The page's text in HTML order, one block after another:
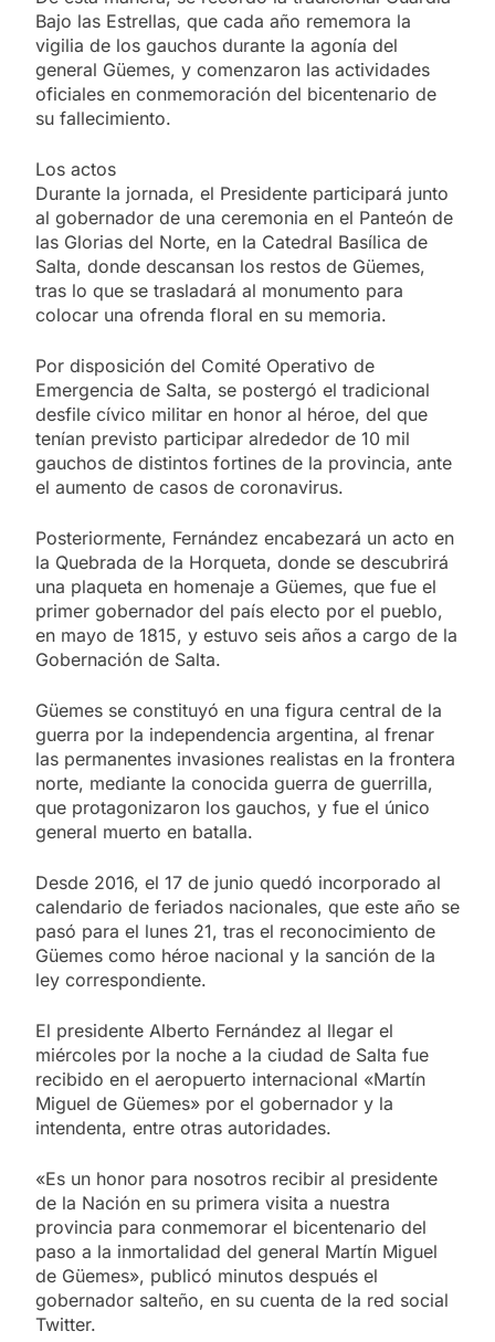
Bajo las Estrellas, que cada año rememora la
vigilia de los gauchos durante la agonía del
general Güemes, y comenzaron las actividades
oficiales en conmemoración del bicentenario de
su fallecimiento.
Los actos
Durante la jornada, el Presidente participará junto
al gobernador de una ceremonia en el Panteón de
las Glorias del Norte, en la Catedral Basílica de
Salta, donde descansan los restos de Güemes,
tras lo que se trasladará al monumento para
colocar una ofrenda floral en su memoria.
Por disposición del Comité Operativo de
Emergencia de Salta, se postergó el tradicional
desfile cívico militar en honor al héroe, del que
tenían previsto participar alrededor de 10 mil
gauchos de distintos fortines de la provincia, ante
el aumento de casos de coronavirus.
Posteriormente, Fernández encabezará un acto en
la Quebrada de la Horqueta, donde se descubrirá
una plaqueta en homenaje a Güemes, que fue el
primer gobernador del país electo por el pueblo,
en mayo de 1815, y estuvo seis años a cargo de la
Gobernación de Salta.
Güemes se constituyó en una figura central de la
guerra por la independencia argentina, al frenar
las permanentes invasiones realistas en la frontera
norte, mediante la conocida guerra de guerrilla,
que protagonizaron los gauchos, y fue el único
general muerto en batalla.
Desde 2016, el 17 de junio quedó incorporado al
calendario de feriados nacionales, que este año se
pasó para el lunes 21, tras el reconocimiento de
Güemes como héroe nacional y la sanción de la
ley correspondiente.
El presidente Alberto Fernández al llegar el
miércoles por la noche a la ciudad de Salta fue
recibido en el aeropuerto internacional «Martín
Miguel de Güemes» por el gobernador y la
intendenta, entre otras autoridades.
«Es un honor para nosotros recibir al presidente
de la Nación en su primera visita a nuestra
provincia para conmemorar el bicentenario del
paso a la inmortalidad del general Martín Miguel
de Güemes», publicó minutos después el
gobernador salteño, en su cuenta de la red social
Twitter.